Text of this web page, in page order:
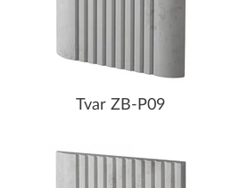
Tvar ZB-P09